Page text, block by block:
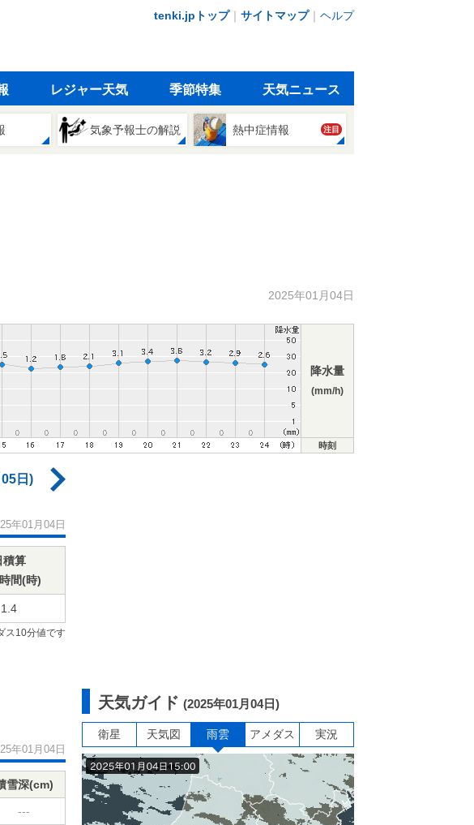
tenki.jpトップ｜ サイトマップ｜ ヘルプ
レジャー天気 季節特集 天気ニュース
気象予報士の解説 熱中症情報 注目
2025年01月04日
降水量
(mm/h)
時刻
日)
年01月04日
積算
間(時)
1.4
ス10分値です
年01月04日
雪深(cm)
---
天気ガイド (2025年01月04日)
衛星 天気図 雨雲 アメダス 実況